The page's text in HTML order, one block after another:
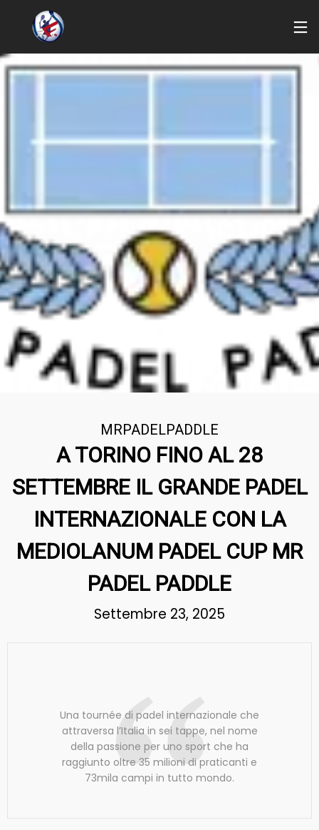
MRPADELPADDLE
A TORINO FINO AL 28
SETTEMBRE IL GRANDE PADEL
INTERNAZIONALE CON LA
MEDIOLANUM PADEL CUP MR
PADEL PADDLE
Settembre 23, 2025
Una tournée di padel internazionale che
attraversa l’Italia in sei tappe, nel nome
della passione per uno sport che ha
raggiunto oltre 35 milioni di praticanti e
73mila campi in tutto mondo.